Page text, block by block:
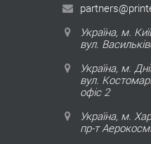
Україна, м.
вул.
Україна, м.
вул.
офіс 2
Україна, м.
пр-т